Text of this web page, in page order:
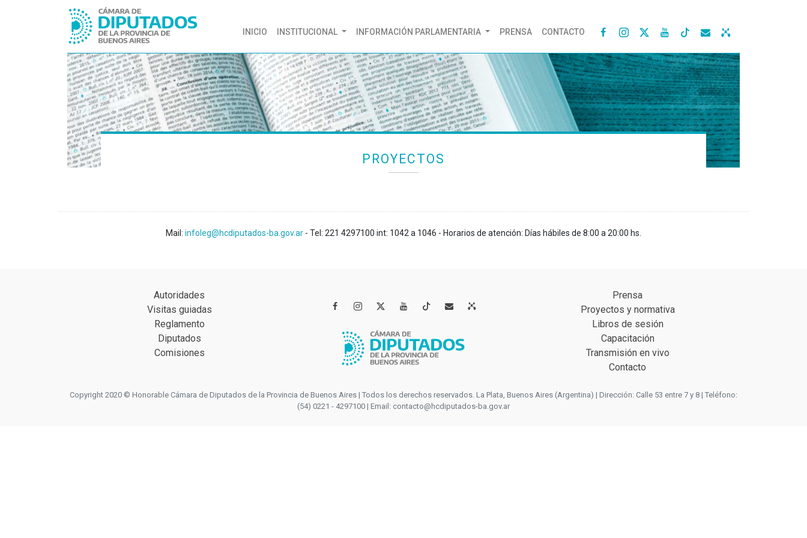
INICIO (CURRENT)
INSTITUCIONAL INFORMACIÓN PARLAMENTARIA PRENSA CONTACTO    
PROYECTOS
Mail: infoleg@hcdiputados-ba.gov.ar - Tel: 221 4297100 int: 1042 a 1046 - Horarios de atención: Días hábiles de 8:00 a 20:00 hs.
Autoridades
Visitas guiadas
Reglamento
Diputados
Comisiones
   
Prensa
Proyectos y normativa
Libros de sesión
Capacitación
Transmisión en vivo
Contacto
Copyright 2020 © Honorable Cámara de Diputados de la Provincia de Buenos Aires | Todos los derechos reservados. La Plata, Buenos Aires (Argentina) | Dirección: Calle 53 entre 7 y 8 | Teléfono:
(54) 0221 - 4297100 | Email: contacto@hcdiputados-ba.gov.ar